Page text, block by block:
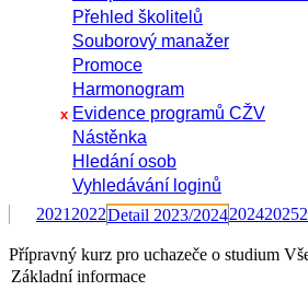
Přehled školitelů
Souborový manažer
Promoce
Harmonogram
x Evidence programů CŽV
Nástěnka
Hledání osob
Vyhledávání loginů
2021 2022Detail 2023/202420242025
Přípravný kurz pro uchazeče o studium
Základní informace